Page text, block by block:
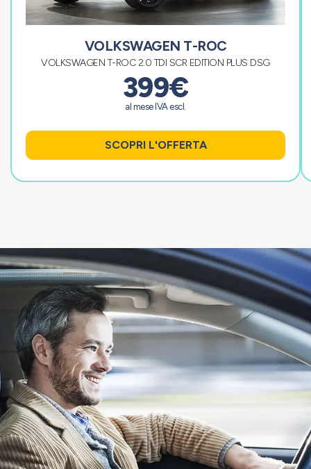
VOLKSWAGEN T-ROC
VOLKSWAGEN T-ROC 2.0 TDI SCR EDITION PLUS DSG
399€
al mese IVA escl.
SCOPRI L'OFFERTA